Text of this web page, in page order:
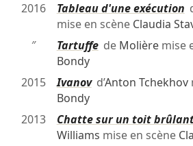
2016
Tableau d'une exécution
mise en scène Claudia
″
Tartuffede Molièremise
Bondy
2015
Ivanovd’Anton Tchekhov
Bondy
2013
Chatte sur un toit
Williams mise en scène